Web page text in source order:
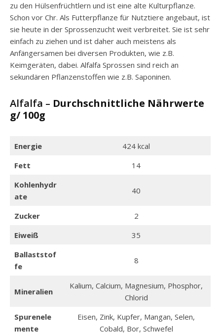
zu den Hülsenfrüchtlern und ist eine alte Kulturpflanze.
Schon vor Chr. Als Futterpflanze für Nutztiere angebaut, ist
sie heute in der Sprossenzucht weit verbreitet. Sie ist sehr
einfach zu ziehen und ist daher auch meistens als
Anfängersamen bei diversen Produkten, wie z.B.
Keimgeräten, dabei. Alfalfa Sprossen sind reich an
sekundären Pflanzenstoffen wie z.B. Saponinen.
Alfalfa – Durchschnittliche Nährwerte
g/ 100g
Energie
424 kcal
Fett
14
Kohlenhydr
ate
40
Zucker
2
Eiweiß
35
Ballaststof
fe
8
Mineralien
Kalium, Calcium, Magnesium, Phosphor,
Chlorid
Spurenele
mente
Eisen, Zink, Kupfer, Mangan, Selen,
Cobald, Bor, Schwefel